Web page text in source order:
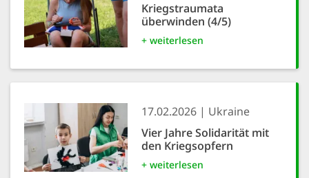
Kriegstraumata
überwinden (4/5)
+ weiterlesen
17.02.2026
Ukraine
Vier Jahre Solidarität mit
den Kriegsopfern
+ weiterlesen